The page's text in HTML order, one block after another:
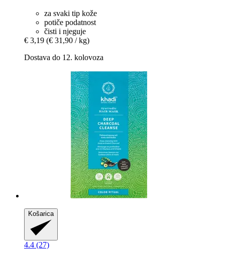
za svaki tip kože
potiče podatnost
čisti i njeguje
€ 3,19 (€ 31,90 / kg)
Dostava do 12. kolovoza
Košarica
4.4 (27)